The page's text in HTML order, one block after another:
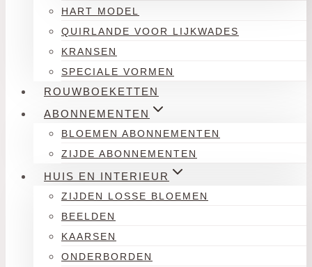
HART MODEL
QUIRLANDE VOOR LIJKWADES
KRANSEN
SPECIALE VORMEN
ROUWBOEKETTEN
ABONNEMENTEN
BLOEMEN ABONNEMENTEN
ZIJDE ABONNEMENTEN
HUIS EN INTERIEUR
ZIJDEN LOSSE BLOEMEN
BEELDEN
KAARSEN
ONDERBORDEN